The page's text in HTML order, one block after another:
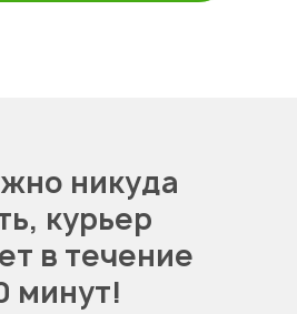
никуда
курьер
в течение
минут!